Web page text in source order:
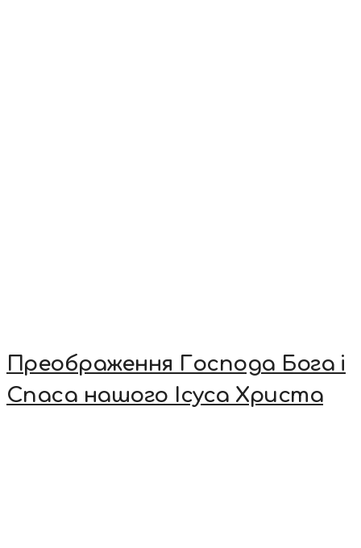
Преображення Господа Бога і
Спаса нашого Ісуса Христа